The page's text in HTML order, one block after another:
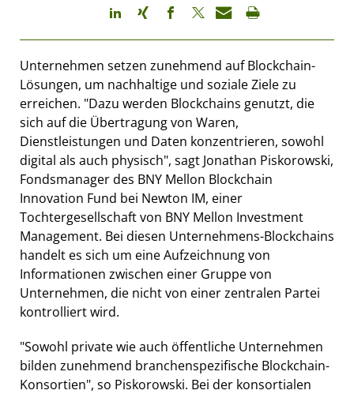
Unternehmen setzen zunehmend auf Blockchain-
Lösungen, um nachhaltige und soziale Ziele zu
erreichen. "Dazu werden Blockchains genutzt, die
sich auf die Übertragung von Waren,
Dienstleistungen und Daten konzentrieren, sowohl
digital als auch physisch", sagt Jonathan Piskorowski,
Fondsmanager des BNY Mellon Blockchain
Innovation Fund bei Newton IM, einer
Tochtergesellschaft von BNY Mellon Investment
Management. Bei diesen Unternehmens-Blockchains
handelt es sich um eine Aufzeichnung von
Informationen zwischen einer Gruppe von
Unternehmen, die nicht von einer zentralen Partei
kontrolliert wird.
"Sowohl private wie auch öffentliche Unternehmen
bilden zunehmend branchenspezifische Blockchain-
Konsortien", so Piskorowski. Bei der konsortialen